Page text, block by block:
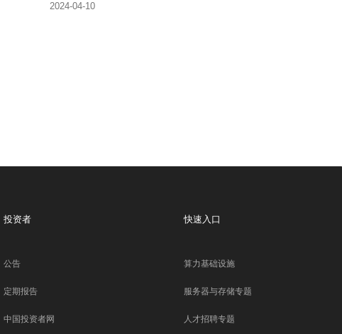
2024-04-10
投资者
公告
定期报告
中国投资者网
快速入口
算力基础设施
服务器与存储专题
人才招聘专题